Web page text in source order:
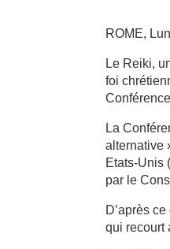
ROME,
Le Reiki,
foi
La
alternative
Etats-Unis
par le
D’après
qui recourt